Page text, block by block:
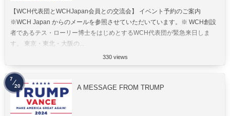
【WCH代表団とWCHJapan会員との交流会】 イベント予約のご案内
※WCH Japan からのメールを参照させていただいています。※ WCH創設
者であるテス・ローリー博士をはじめとするWCH代表団が緊急来日しま
す。 東京・東北・大阪の...
330 views
A MESSAGE FROM TRUMP
7
20